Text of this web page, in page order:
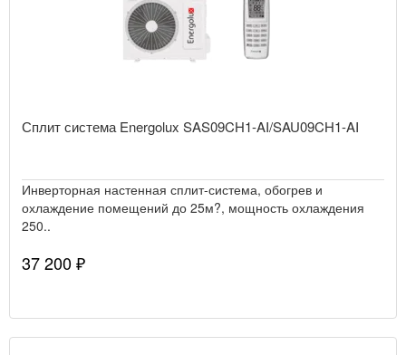
Сплит система Energolux SAS09CH1-AI/SAU09CH1-AI
Инверторная настенная сплит-система, обогрев и
охлаждение помещений до 25м?, мощность охлаждения
250..
37 200 ₽